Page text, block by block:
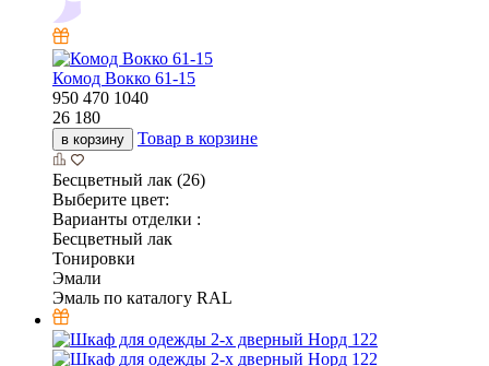
Комод Вокко 61-15
950 470 1040
26 180
в корзину Товар в корзине
Бесцветный лак (26)
Выберите цвет:
Варианты отделки :
Бесцветный лак
Тонировки
Эмали
Эмаль по каталогу RAL